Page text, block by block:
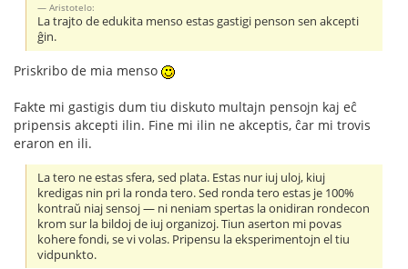
Aristotelo:
La trajto de edukita menso estas gastigi penson sen akcepti
ĝin.
Priskribo de mia menso
Fakte mi gastigis dum tiu diskuto multajn pensojn kaj eĉ
pripensis akcepti ilin. Fine mi ilin ne akceptis, ĉar mi trovis
eraron en ili.
La tero ne estas sfera, sed plata. Estas nur iuj uloj, kiuj
kredigas nin pri la ronda tero. Sed ronda tero estas je 100%
kontraŭ niaj sensoj — ni neniam spertas la onidiran rondecon
krom sur la bildoj de iuj organizoj. Tiun aserton mi povas
kohere fondi, se vi volas. Pripensu la eksperimentojn el tiu
vidpunkto.